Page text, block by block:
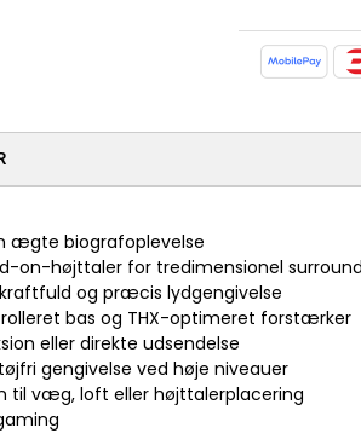
ægte biografoplevelse
on-højttaler for tredimensionel
og præcis lydgengivelse
bas og THX-optimeret forstærker
eller direkte udsendelse
gengivelse ved høje niveauer
til væg, loft eller højttalerplacering